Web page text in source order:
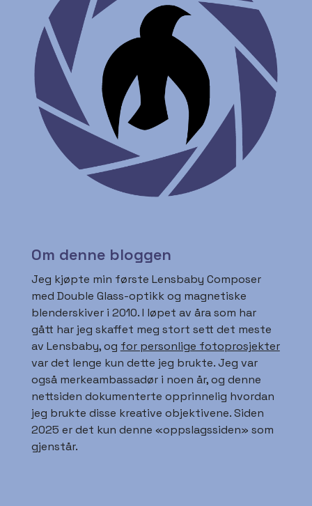
Jeg kjøpte min første Lensbaby Composer
med Double Glass-optikk og magnetiske
blenderskiver i 2010. I løpet av åra som har
gått har jeg skaffet meg stort sett det meste
av Lensbaby, ogfor personlige fotoprosjekter
var det lenge kun dette jeg brukte. Jeg var
også merkeambassadør i noen år, og denne
nettsiden dokumenterte opprinnelig hvordan
jeg brukte disse kreative objektivene. Siden
2025 er det kun denne «oppslagssiden» som
gjenstår.